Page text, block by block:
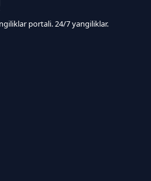
portali. 24/7 yangiliklar.